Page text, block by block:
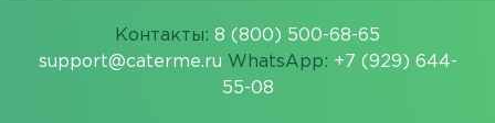
Контакты: 8 (800) 500-68-65
support@caterme.ru WhatsApp: +7 (929) 644-
55-08